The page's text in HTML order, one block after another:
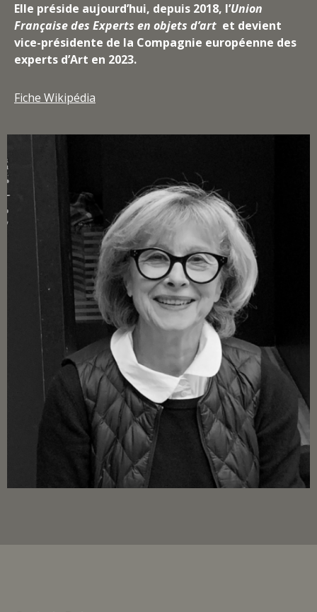
Elle préside aujourd’hui, depuis 2018, l’Union
Française des Experts en objets d’art et devient
vice-présidente de la Compagnie européenne des
experts d’Art en 2023.
Fiche Wikipédia